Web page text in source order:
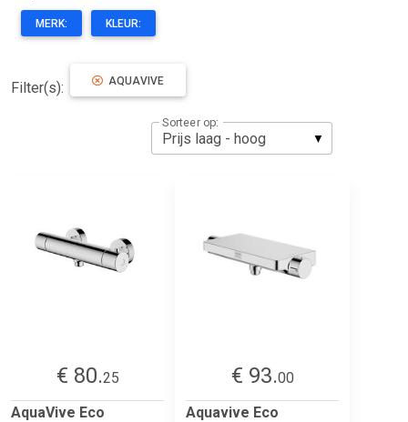
MERK: KLEUR:
Filter(s): AQUAVIVE
Sorteer op:
€ 80.25
AquaVive Eco
€ 93.00
Aquavive Eco